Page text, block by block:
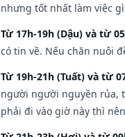
nhưng tốt nhất làm việc
Từ 17h-19h (Dậu) và từ
có tin về. Nếu chăn nuôi
Từ 19h-21h (Tuất) và từ
người người nguyền rủa,
phải đi vào giờ này thì